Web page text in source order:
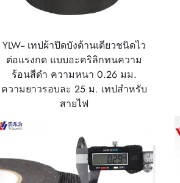
YLW-- เทปผ้าปิดบังด้านเดียวชนิดไว
ต่อแรงกด แบบอะคริลิกทนความ
ร้อนสีดำ ความหนา 0.26 มม.
ความยาวรอบละ 25 ม. เทปสำหรับ
สายไฟ